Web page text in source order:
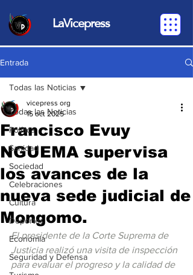
LaVicepress
Entrada
Todas las Noticias
Política
Sanidad
Sociedad
Celebraciones
Cultura
Deportes
Economia
Seguridad y Defensa
Todas las Noticias
Francisco Evuy
NGUEMA supervisa
los avances de la
nueva sede judicial de
Mongomo.
vicepress org
15 oct 2025
El presidente de la Corte Suprema de
Justicia realizó una visita de inspección
para evaluar el progreso y la calidad de